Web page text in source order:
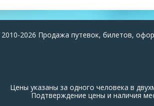
2026 Продажа путевок, билетов,
Цены указаны за одного человека в
Подтверждение цены и наличия